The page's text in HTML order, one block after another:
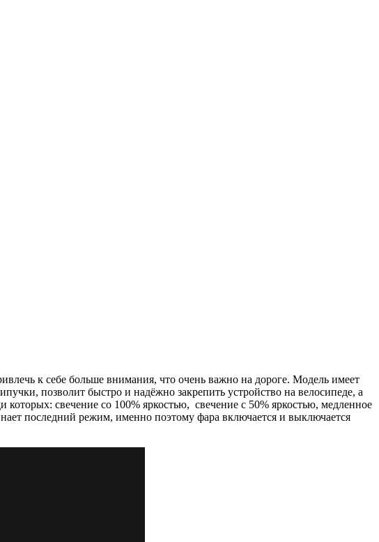
к себе больше внимания, что очень важно на дороге. Модель имеет
позволит быстро и надёжно закрепить устройство на велосипеде, а
свечение со 100% яркостью, свечение с 50% яркостью, медленное
последний режим, именно поэтому фара включается и выключается